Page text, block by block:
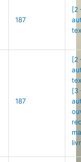
187
[2
187
[2
[3